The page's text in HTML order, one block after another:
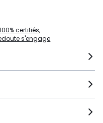
certifiés,
s'engage